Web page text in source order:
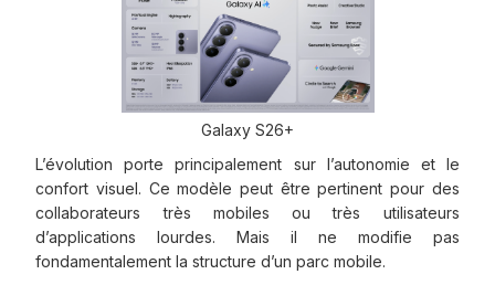
Galaxy S26+
L’évolution porte principalement sur l’autonomie et le
confort visuel. Ce modèle peut être pertinent pour des
collaborateurs très mobiles ou très utilisateurs
d’applications lourdes. Mais il ne modifie pas
fondamentalement la structure d’un parc mobile.